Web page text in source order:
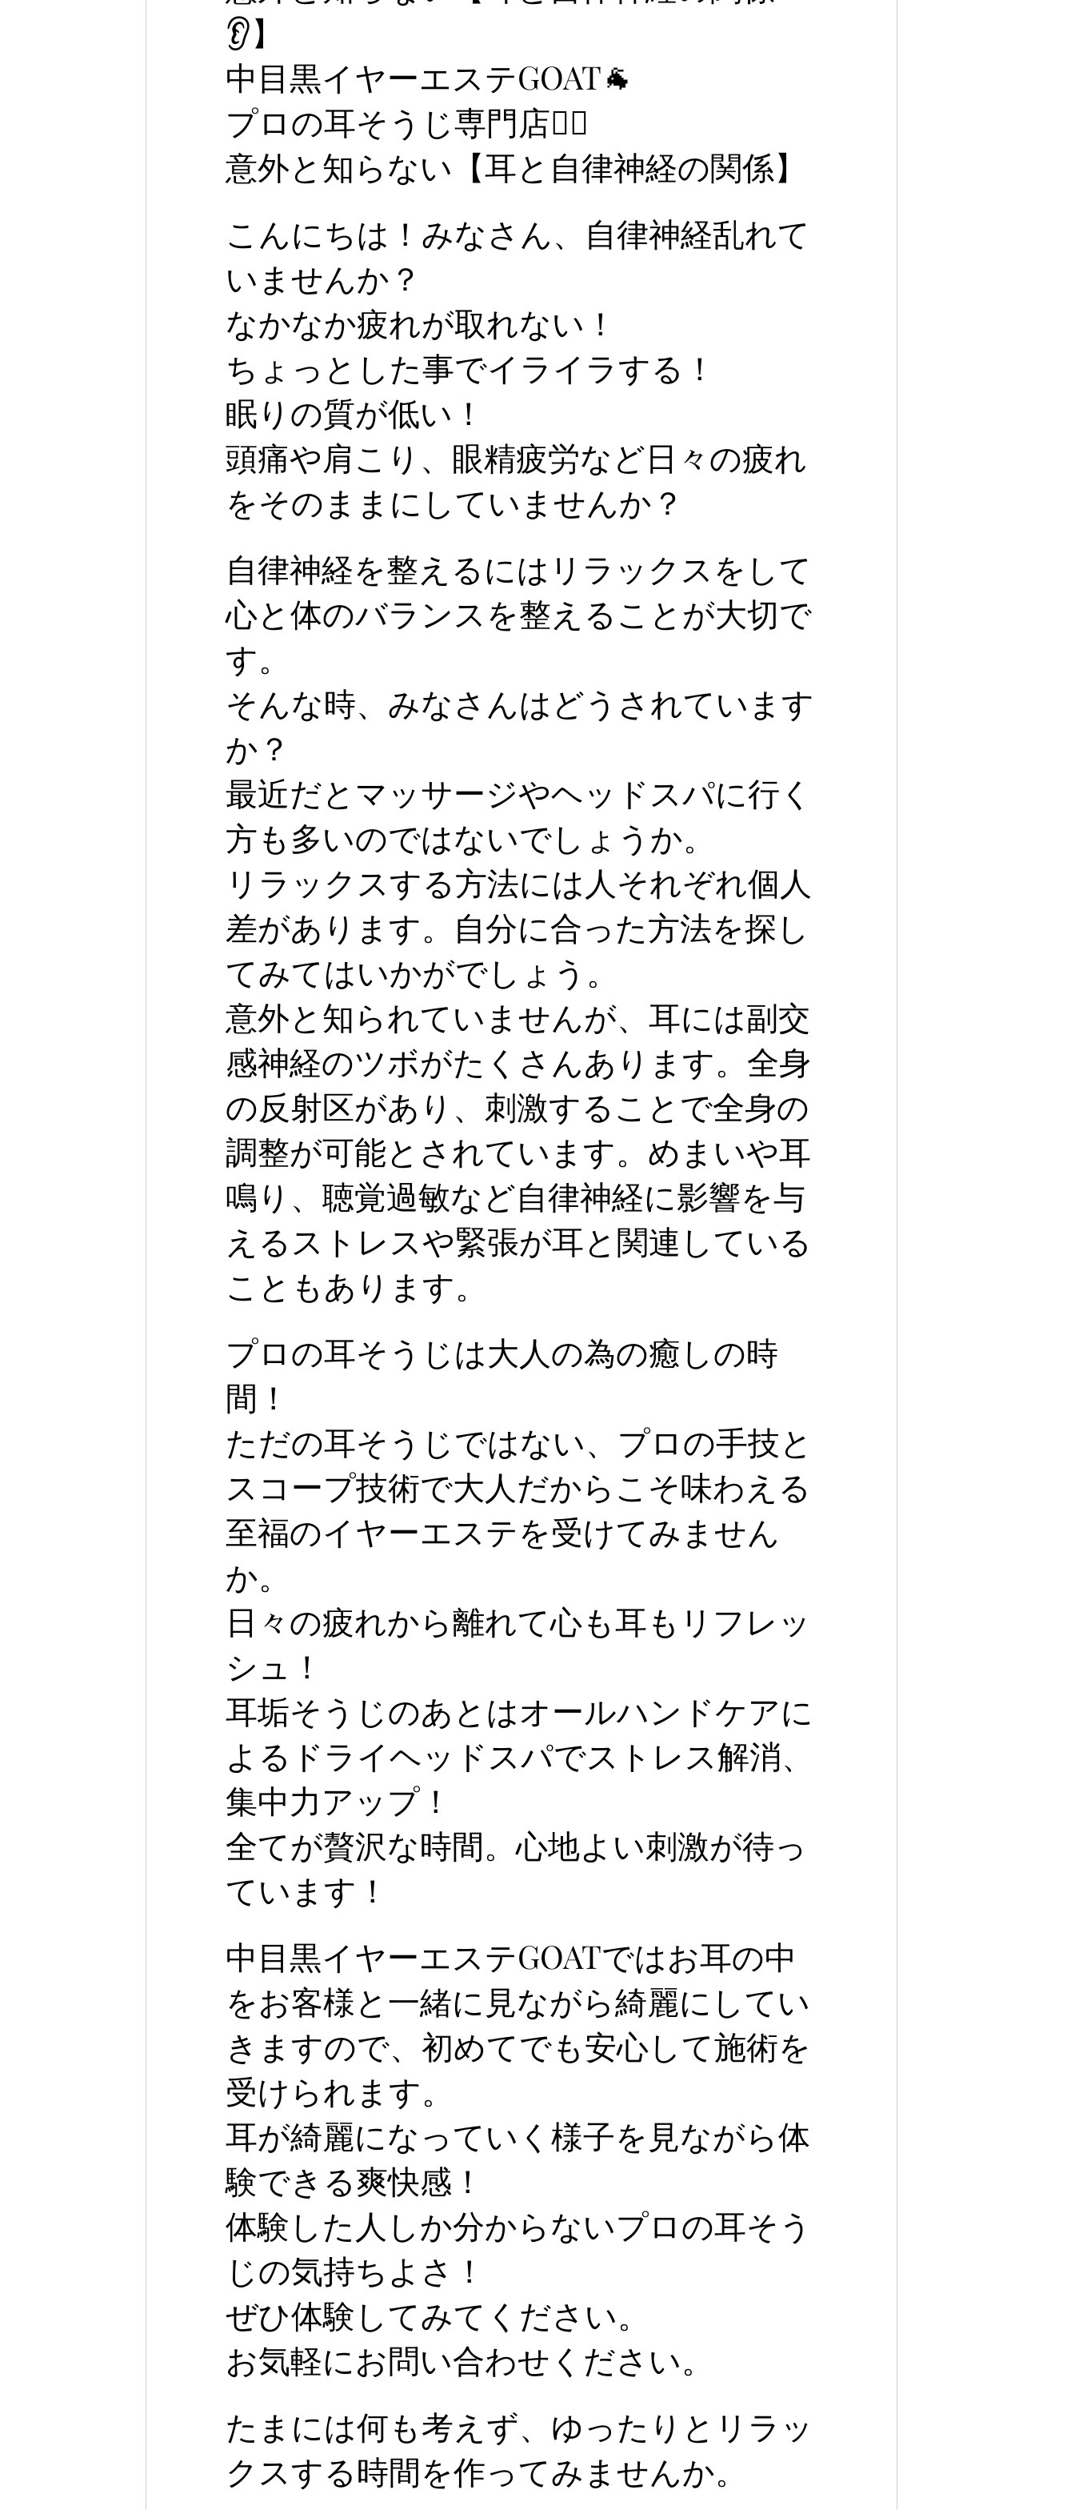
👂】
中目黒イヤーエステGOAT🐐
プロの耳そうじ専門店👂🏻
意外と知らない【耳と自律神経の関係】
こんにちは！みなさん、自律神経乱れて
いませんか？
なかなか疲れが取れない！
ちょっとした事でイライラする！
眠りの質が低い！
頭痛や肩こり、眼精疲労など日々の疲れ
をそのままにしていませんか？
自律神経を整えるにはリラックスをして
心と体のバランスを整えることが大切で
す。
そんな時、みなさんはどうされています
か？
最近だとマッサージやヘッドスパに行く
方も多いのではないでしょうか。
リラックスする方法には人それぞれ個人
差があります。自分に合った方法を探し
てみてはいかがでしょう。
意外と知られていませんが、耳には副交
感神経のツボがたくさんあります。全身
の反射区があり、刺激することで全身の
調整が可能とされています。めまいや耳
鳴り、聴覚過敏など自律神経に影響を与
えるストレスや緊張が耳と関連している
こともあります。
プロの耳そうじは大人の為の癒しの時
間！
ただの耳そうじではない、プロの手技と
スコープ技術で大人だからこそ味わえる
至福のイヤーエステを受けてみません
か。
日々の疲れから離れて心も耳もリフレッ
シュ！
耳垢そうじのあとはオールハンドケアに
よるドライヘッドスパでストレス解消、
集中力アップ！
全てが贅沢な時間。心地よい刺激が待っ
ています！
中目黒イヤーエステGOATではお耳の中
をお客様と一緒に見ながら綺麗にしてい
きますので、初めてでも安心して施術を
受けられます。
耳が綺麗になっていく様子を見ながら体
験できる爽快感！
体験した人しか分からないプロの耳そう
じの気持ちよさ！
ぜひ体験してみてください。
お気軽にお問い合わせください。
たまには何も考えず、ゆったりとリラッ
クスする時間を作ってみませんか。